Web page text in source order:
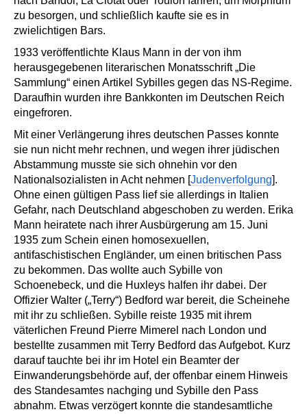
zu besorgen, und schließlich kaufte sie es in
zwielichtigen Bars.
1933 veröffentlichte Klaus Mann in der von ihm
herausgegebenen literarischen Monatsschrift „Die
Sammlung“ einen Artikel Sybilles gegen das NS-Regime.
Daraufhin wurden ihre Bankkonten im Deutschen Reich
eingefroren.
Mit einer Verlängerung ihres deutschen Passes konnte
sie nun nicht mehr rechnen, und wegen ihrer jüdischen
Abstammung musste sie sich ohnehin vor den
Nationalsozialisten in Acht nehmen [Judenverfolgung].
Ohne einen gültigen Pass lief sie allerdings in Italien
Gefahr, nach Deutschland abgeschoben zu werden. Erika
Mann heiratete nach ihrer Ausbürgerung am 15. Juni
1935 zum Schein einen homosexuellen,
antifaschistischen Engländer, um einen britischen Pass
zu bekommen. Das wollte auch Sybille von
Schoenebeck, und die Huxleys halfen ihr dabei. Der
Offizier Walter („Terry“) Bedford war bereit, die Scheinehe
mit ihr zu schließen. Sybille reiste 1935 mit ihrem
väterlichen Freund Pierre Mimerel nach London und
bestellte zusammen mit Terry Bedford das Aufgebot. Kurz
darauf tauchte bei ihr im Hotel ein Beamter der
Einwanderungsbehörde auf, der offenbar einem Hinweis
des Standesamtes nachging und Sybille den Pass
abnahm. Etwas verzögert konnte die standesamtliche